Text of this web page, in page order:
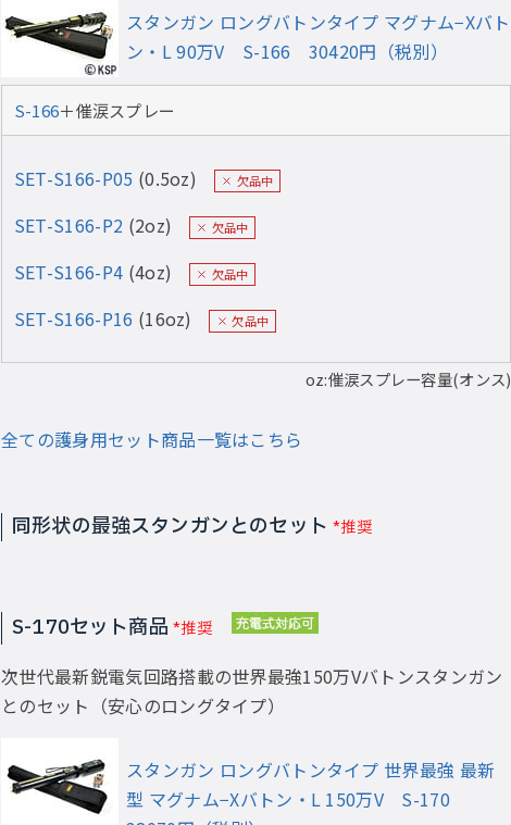
スタンガン ロングバトンタイプ マグナム−Xバト
ン・L 90万V S-166 30420円（税別）
S-166＋催涙スプレー
SET-S166-P05 (0.5oz) 欠品中
SET-S166-P2 (2oz) 欠品中
SET-S166-P4 (4oz) 欠品中
SET-S166-P16 (16oz) 欠品中
oz:催涙スプレー容量(オンス)
全ての護身用セット商品一覧はこちら
同形状の最強スタンガンとのセット *推奨
S-170セット商品 *推奨
次世代最新鋭電気回路搭載の世界最強150万Vバトンスタンガン
とのセット（安心のロングタイプ）
スタンガン ロングバトンタイプ 世界最強 最新
型 マグナム−Xバトン・L 150万V S-170